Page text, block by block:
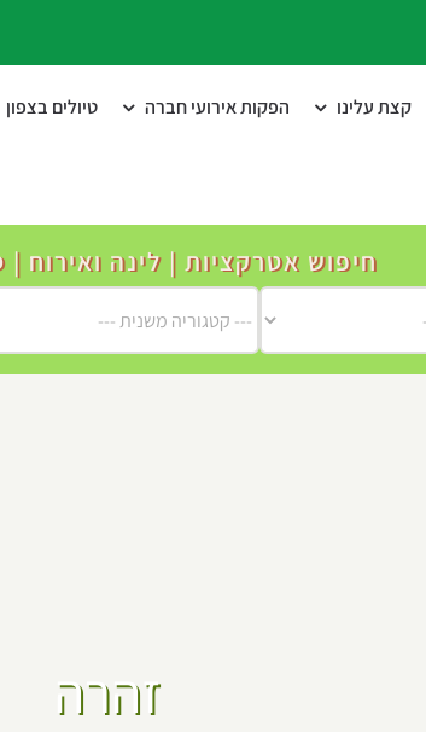
קצת עלינו הפקות אירועי חברה טיולים בצפון
חיפוש אטרקציות | לינה ואירוח
זהרה